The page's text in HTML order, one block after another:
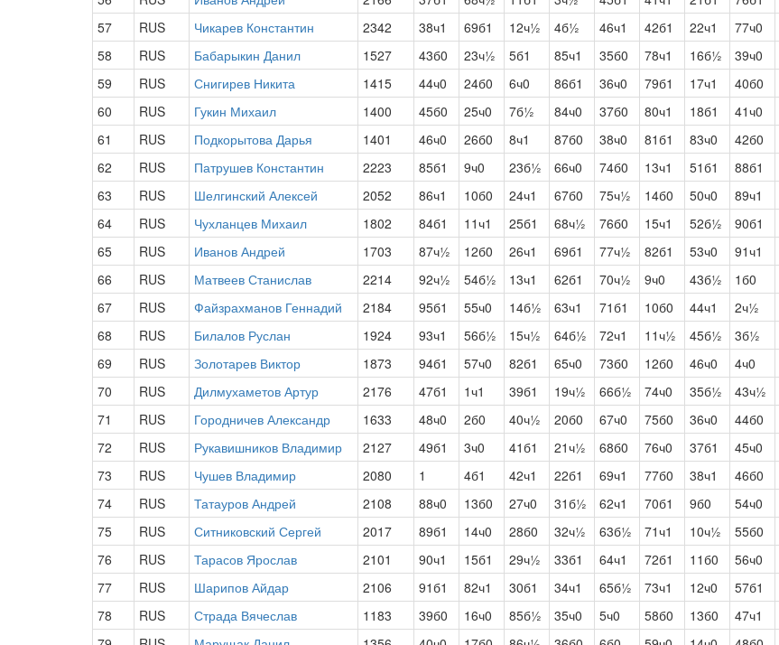
57
RUS Чикарев Константин 2342 38ч1 69б1 12ч½ 4б½ 46ч1 42б1 22ч1 77ч0
58
RUS Бабарыкин Данил 1527 43б0 23ч½ 5б1 85ч1 35б0 78ч1 16б½ 39ч0
59
RUS Снигирев Никита 1415 44ч0 24б0 6ч0 86б1 36ч0 79б1 17ч1 40б0
60
RUS Гукин Михаил 1400 45б0 25ч0 7б½ 84ч0 37б0 80ч1 18б1 41ч0
61
RUS Подкорытова Дарья 1401 46ч0 26б0 8ч1 87б0 38ч0 81б1 83ч0 42б0
62
RUS Патрушев Константин 2223 85б1 9ч0 23б½ 66ч0 74б0 13ч1 51б1 88б1
63
RUS Шелгинский Алексей 2052 86ч1 10б0 24ч1 67б0 75ч½ 14б0 50ч0 89ч1
64
RUS Чухланцев Михаил 1802 84б1 11ч1 25б1 68ч½ 76б0 15ч1 52б½ 90б1
65
RUS Иванов Андрей 1703 87ч½ 12б0 26ч1 69б1 77ч½ 82б1 53ч0 91ч1
66
RUS Матвеев Станислав 2214 92ч½ 54б½ 13ч1 62б1 70ч½ 9ч0 43б½ 1б0
67
RUS Файзрахманов Геннадий 2184 95б1 55ч0 14б½ 63ч1 71б1 10б0 44ч1 2ч½
68
RUS Билалов Руслан 1924 93ч1 56б½ 15ч½ 64б½ 72ч1 11ч½ 45б½ 3б½
69
RUS Золотарев Виктор 1873 94б1 57ч0 82б1 65ч0 73б0 12б0 46ч0 4ч0
70
RUS Дилмухаметов Артур 2176 47б1 1ч1 39б1 19ч½ 66б½ 74ч0 35б½ 43ч½
71
RUS Городничев Александр 1633 48ч0 2б0 40ч½ 20б0 67ч0 75б0 36ч0 44б0
72
RUS Рукавишников Владимир 2127 49б1 3ч0 41б1 21ч½ 68б0 76ч0 37б1 45ч0
73
RUS Чушев Владимир 2080 1 4б1 42ч1 22б1 69ч1 77б0 38ч1 46б0
74
RUS Татауров Андрей 2108 88ч0 13б0 27ч0 31б½ 62ч1 70б1 9б0 54ч0
75
RUS Ситниковский Сергей 2017 89б1 14ч0 28б0 32ч½ 63б½ 71ч1 10ч½ 55б0
76
RUS Тарасов Ярослав 2101 90ч1 15б1 29ч½ 33б1 64ч1 72б1 11б0 56ч0
77
RUS Шарипов Айдар 2106 91б1 82ч1 30б1 34ч1 65б½ 73ч1 12ч0 57б1
78
RUS Страда Вячеслав 1183 39б0 16ч0 85б½ 35ч0 5ч0 58б0 13б0 47ч1